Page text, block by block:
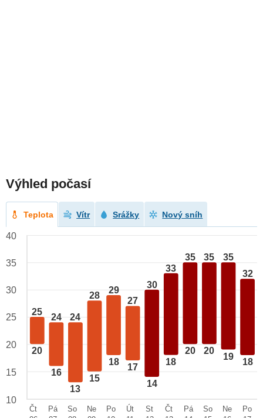
Výhled počasí
Teplota Vítr Srážky Nový sníh
25
20
24
16
24
13
28
15
29
18
27
17
30
14
33
18
35
20
35
20
35
19
32
18
40
35
30
25
20
15
10
Čt
Pá
So
Ne
Po
Út
St
Čt
Pá
So
Ne
Po